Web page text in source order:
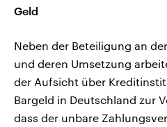
Geld
Neben der Beteiligung an
und deren Umsetzung
der Aufsicht über
Bargeld in Deutschland zur
dass der unbare